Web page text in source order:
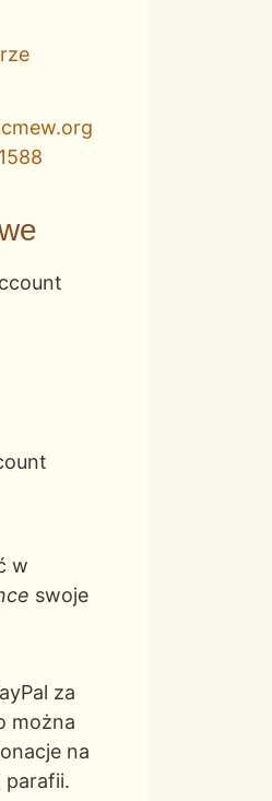
w
swoje
za
można
na
parafii.